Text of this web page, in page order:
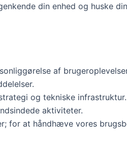
din enhed og huske
af
og tekniske infrastruktur.
aktiviteter.
for at håndhæve vores